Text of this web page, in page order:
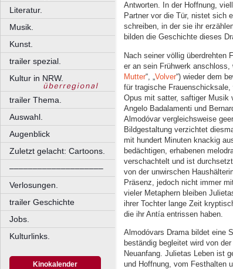
Literatur.
Musik.
Kunst.
trailer spezial.
Kultur in NRW.
trailer Thema.
Auswahl.
Augenblick
Zuletzt gelacht: Cartoons.
––––––––––––––––––––
Verlosungen.
trailer Geschichte
Jobs.
Kulturlinks.
Kinokalender
Antworten. In der Hoffnung,
Partner vor die Tür, nistet sich
schreiben, in der sie ihr
bilden die Geschichte dieses
Nach seiner völlig überdrehten
er an sein Frühwerk anschloss,
Mutter“, „ Volver“) wieder dem
für tragische
Opus mit satter, saftiger Musik
Angelo Badalamenti und
Almodóvar vergleichsweise
Bildgestaltung verzichtet
mit hundert Minuten knackig
bedächtigen, erhabenen
verschachtelt und ist
von der unwirschen
Präsenz, jedoch nicht immer
vieler Metaphern bleiben
ihrer Tochter lange Zeit
die ihr Antía entrissen haben.
Almodóvars Drama bildet eine
beständig begleitet wird von
Neuanfang. Julietas Leben ist
und Hoffnung, vom Festhalten